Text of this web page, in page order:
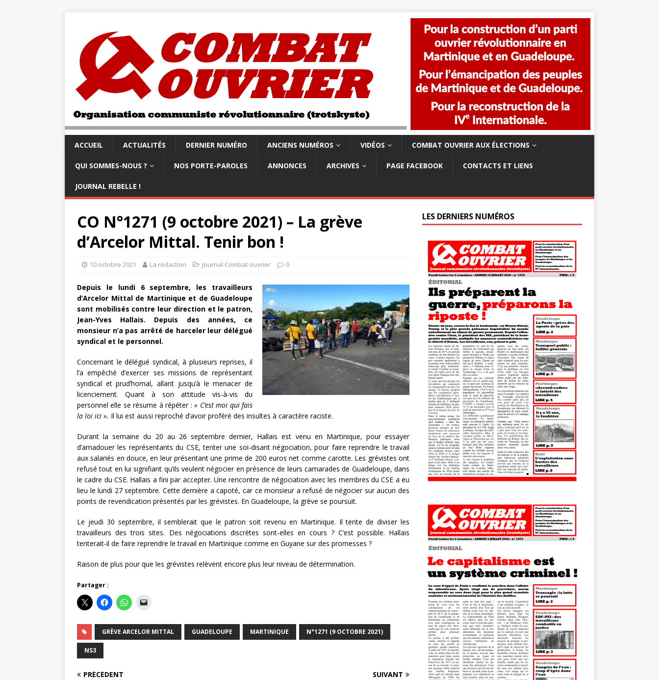
ACCUEIL ACTUALITÉS DERNIER NUMÉRO ANCIENS NUMÉROS VIDÉOS COMBAT OUVRIER AUX ÉLECTIONS
QUI SOMMES-NOUS ? NOS PORTE-PAROLES ANNONCES ARCHIVES PAGE FACEBOOK CONTACTS ET LIENS
JOURNAL REBELLE !
CO N°1271 (9 octobre 2021) – La grève
d’Arcelor Mittal. Tenir bon !
10 octobre 2021 La rédaction Journal Combat ouvrier 0
Depuis le lundi 6 septembre, les travailleurs
d’Arcelor Mittal de Martinique et de Guadeloupe
sont mobilisés contre leur direction et le patron,
Jean-Yves Hallais. Depuis des années, ce
monsieur n’a pas arrêté de harceler leur délégué
syndical et le personnel.
Concernant le délégué syndical, à plusieurs reprises, il
l’a empêché d’exercer ses missions de représentant
syndical et prud’homal, allant jusqu’à le menacer de
licenciement. Quant à son attitude vis-à-vis du
personnel elle se résume à répéter :« C’est moi qui fais
la loi ici ». Il lui est aussi reproché d’avoir proféré des insultes à caractère raciste.
Durant la semaine du 20 au 26 septembre dernier, Hallais est venu en Martinique, pour essayer
d’amadouer les représentants du CSE, tenter une soi-disant négociation, pour faire reprendre le travail
aux salariés en douce, en leur présentant une prime de 200 euros net comme carotte. Les grévistes ont
refusé tout en lui signifiant qu’ils veulent négocier en présence de leurs camarades de Guadeloupe, dans
le cadre du CSE. Hallais a fini par accepter. Une rencontre de négociation avec les membres du CSE a eu
lieu le lundi 27 septembre. Cette dernière a capoté, car ce monsieur a refusé de négocier sur aucun des
points de revendication présentés par les grévistes. En Guadeloupe, la grève se poursuit.
Le jeudi 30 septembre, il semblerait que le patron soit revenu en Martinique. Il tente de diviser les
travailleurs des trois sites. Des négociations discrètes sont-elles en cours ? C’est possible. Hallais
tenterait-il de faire reprendre le travail en Martinique comme en Guyane sur des promesses ?
Raison de plus pour que les grévistes relèvent encore plus leur niveau de détermination.
Partager :
GRÈVE ARCELOR MITTAL GUADELOUPE MARTINIQUE N°1271 (9 OCTOBRE 2021)
NS3
PRÉCÉDENT SUIVANT
LES DERNIERS NUMÉROS